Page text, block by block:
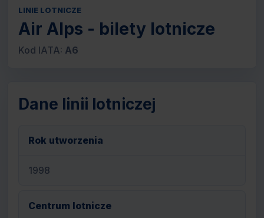
LINIE LOTNICZE
Air Alps - bilety lotnicze
Kod IATA: A6
Dane linii lotniczej
Rok utworzenia
1998
Centrum lotnicze